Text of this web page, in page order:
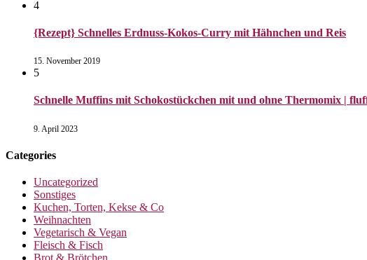
4
{Rezept} Schnelles Erdnuss-Kokos-Curry mit Hähnchen und Reis
15. November 2019
5
Schnelle Muffins mit Schokostückchen mit und ohne Thermomix |
9. April 2023
Categories
Uncategorized
Sonstiges
Kuchen, Torten, Kekse & Co
Weihnachten
Vegetarisch & Vegan
Fleisch & Fisch